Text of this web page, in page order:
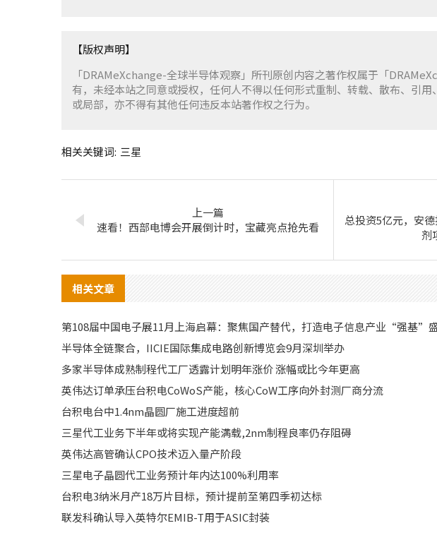
【版权声明】
「DRAMeXchange-全球半导体观察」所刊原创内容之著作权属于「
有，未经本站之同意或授权，任何人不得以任何形式重制、转载、散布、引
或局部，亦不得有其他任何违反本站著作权之行为。
相关关键词: 三星
上一篇
速看！西部电博会开展倒计时，宝藏亮点抢先看
总投资5亿元，安
剂
相关文章
第108届中国电子展11月上海启幕：聚焦国产替代，打造电子信息产业“强基”
半导体全链聚合，IICIE国际集成电路创新博览会9月深圳举办
多家半导体成熟制程代工厂透露计划明年涨价 涨幅或比今年更高
英伟达订单承压台积电CoWoS产能，核心CoW工序向外封测厂商分流
台积电台中1.4nm晶圆厂施工进度超前
三星代工业务下半年或将实现产能满载,2nm制程良率仍存阻碍
英伟达高管确认CPO技术迈入量产阶段
三星电子晶圆代工业务预计年内达100%利用率
台积电3纳米月产18万片目标，预计提前至第四季初达标
联发科确认导入英特尔EMIB-T用于ASIC封装